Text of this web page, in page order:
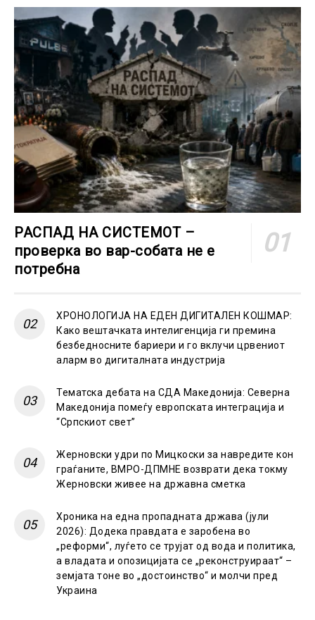
РАСПАД НА СИСТЕМОТ –
проверка во вар-собата не е
потребна
ХРОНОЛОГИЈА НА ЕДЕН ДИГИТАЛЕН КОШМАР:
Како вештачката интелигенција ги премина
безбедносните бариери и го вклучи црвениот
аларм во дигиталната индустрија
Тематска дебата на СДА Македонија: Северна
Македонија помеѓу европската интеграција и
“Српскиот свет”
Жерновски удри по Мицкоски за навредите кон
граѓаните, ВМРО-ДПМНЕ возврати дека токму
Жерновски живее на државна сметка
Хроника на една пропадната држава (јули
2026): Додека правдата е заробена во
„реформи“, луѓето се трујат од вода и политика,
а владата и опозицијата се „реконструираат“ –
земјата тоне во „достоинство“ и молчи пред
Украина